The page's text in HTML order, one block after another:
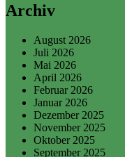
Archiv
August 2026
Juli 2026
Mai 2026
April 2026
Februar 2026
Januar 2026
Dezember 2025
November 2025
Oktober 2025
September 2025